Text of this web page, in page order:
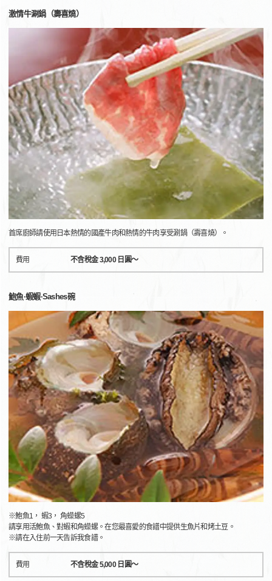
激情牛涮鍋（壽喜燒）
首席廚師請使用日本熱情的國產牛肉和熱情的牛肉享受涮鍋（壽喜燒）。
費用 不含稅金 3,000 日圓～
鮑魚·蝦蝦·Sashes碗
※鮑魚1， 蝦3， 角蠑螺5
請享用活鮑魚、對蝦和角蠑螺。在您最喜愛的食譜中提供生魚片和烤土豆。
※請在入住前一天告訴我食譜。
費用 不含稅金 5,000 日圓～